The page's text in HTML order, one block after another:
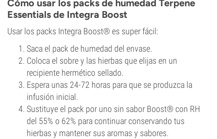
Cómo usar los packs de humedad Terpene
Essentials de Integra Boost
Usar los packs Integra Boost® es super fácil:
Saca el pack de humedad del envase.
Coloca el sobre y las hierbas que elijas en un
recipiente hermético sellado.
Espera unas 24-72 horas para que se produzca la
infusión inicial.
Sustituye el pack por uno sin sabor Boost® con RH
del 55% o 62% para continuar conservando tus
hierbas y mantener sus aromas y sabores.